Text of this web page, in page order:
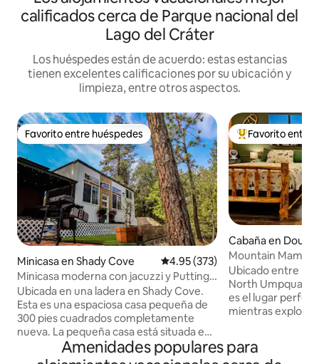
calificados cerca de Parque nacional del
Lago del Cráter
Los huéspedes están de acuerdo: estas estancias
tienen excelentes calificaciones por su ubicación y
limpieza, entre otros aspectos.
Favorito entre huéspedes
Favorito entre huéspedes
Minicasa en Shady Cove Calificación promedio: 4.95 de
4.95 (373)
Minicasa moderna con jacuzzi y Putting
Green
Ubicada en una ladera en Shady Cove.
Esta es una espaciosa casa pequeña de
300 pies cuadrados completamente
nueva. La pequeña casa está situada en
nuestra propiedad privada. Pedimos a
nuestros huéspedes que sean
De los mejores
Favorito entre
Cabaña en
Mountain Mama
North Umpqua
Ubicado entre los
North Umpqua,
es el lugar
mientras exploras
Park, Lemolo y
Amenidades populares para